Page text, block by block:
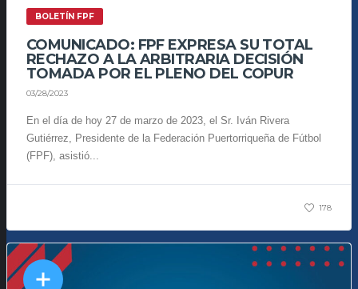
BOLETÍN FPF
COMUNICADO: FPF EXPRESA SU TOTAL
RECHAZO A LA ARBITRARIA DECISIÓN
TOMADA POR EL PLENO DEL COPUR
03/28/2023
En el día de hoy 27 de marzo de 2023, el Sr. Iván Rivera
Gutiérrez, Presidente de la Federación Puertorriqueña de Fútbol
(FPF), asistió...
178